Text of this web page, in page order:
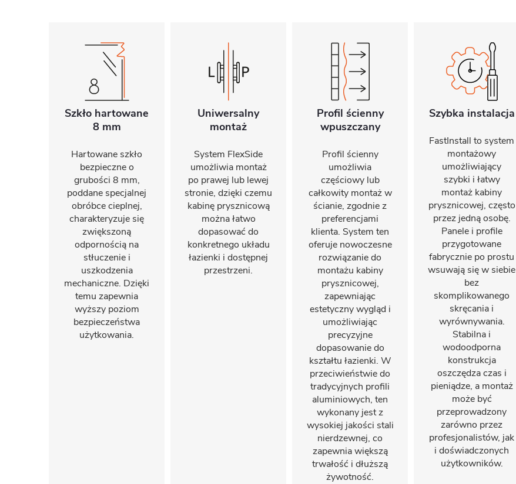
Szkło hartowane
8 mm
Hartowane szkło
bezpieczne o
grubości 8 mm,
poddane specjalnej
obróbce cieplnej,
charakteryzuje się
zwiększoną
odpornością na
stłuczenie i
uszkodzenia
mechaniczne. Dzięki
temu zapewnia
wyższy poziom
bezpieczeństwa
użytkowania.
Uniwersalny
montaż
System FlexSide
umożliwia montaż
po prawej lub lewej
stronie, dzięki czemu
kabinę prysznicową
można łatwo
dopasować do
konkretnego układu
łazienki i dostępnej
przestrzeni.
Profil ścienny
wpuszczany
Profil ścienny
umożliwia
częściowy lub
całkowity montaż w
ścianie, zgodnie z
preferencjami
klienta. System ten
oferuje nowoczesne
rozwiązanie do
montażu kabiny
prysznicowej,
zapewniając
estetyczny wygląd i
umożliwiając
precyzyjne
dopasowanie do
kształtu łazienki. W
przeciwieństwie do
tradycyjnych profili
aluminiowych, ten
wykonany jest z
wysokiej jakości stali
nierdzewnej, co
zapewnia większą
trwałość i dłuższą
żywotność.
Szybka instalacja
FastInstall to system
montażowy
umożliwiający
szybki i łatwy
montaż kabiny
prysznicowej, często
przez jedną osobę.
Panele i profile
przygotowane
fabrycznie po prostu
wsuwają się w siebie
bez
skomplikowanego
skręcania i
wyrównywania.
Stabilna i
wodoodporna
konstrukcja
oszczędza czas i
pieniądze, a montaż
może być
przeprowadzony
zarówno przez
profesjonalistów, jak
i doświadczonych
użytkowników.